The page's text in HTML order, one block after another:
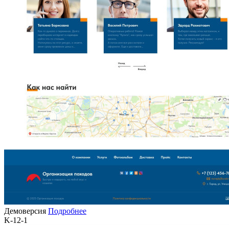
Демоверсия Подробнее
K-12-1